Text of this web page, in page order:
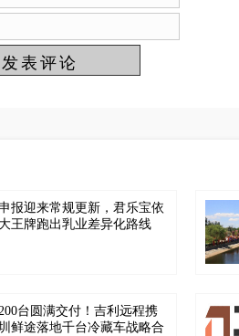
报迎来常规更新，君乐宝依
王牌跑出乳业差异化路线
台圆满交付！吉利远程携
鲜途落地千台冷藏车战略合